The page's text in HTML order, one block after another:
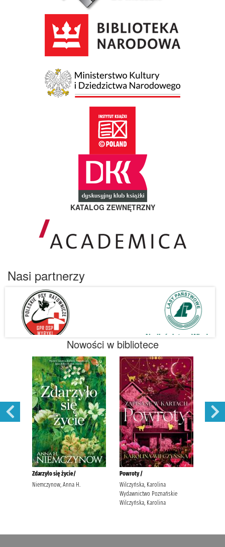
KATALOG ZEWNĘTRZNY
Nasi partnerzy
Nowości w bibliotece